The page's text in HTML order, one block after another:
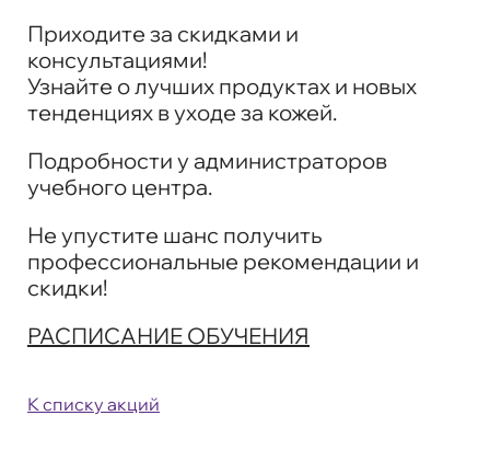
Приходите за скидками и
консультациями!
Узнайте о лучших продуктах и новых
тенденциях в уходе за кожей.
Подробности у администраторов
учебного центра.
Не упустите шанс получить
профессиональные рекомендации и
скидки!
РАСПИСАНИЕ ОБУЧЕНИЯ
К списку акций